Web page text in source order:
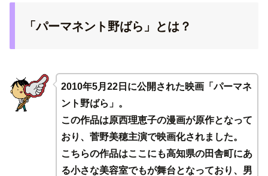
「パーマネント野ばら」とは？
2010年5月22日に公開された映画「パーマネ
ント野ばら」。
この作品は原西理恵子の漫画が原作となって
おり、菅野美穂主演で映画化されました。
こちらの作品はここにも高知県の田舎町にあ
る小さな美容室でもが舞台となっており、男